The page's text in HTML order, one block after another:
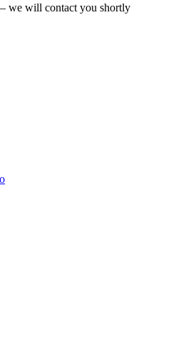
we will contact you shortly